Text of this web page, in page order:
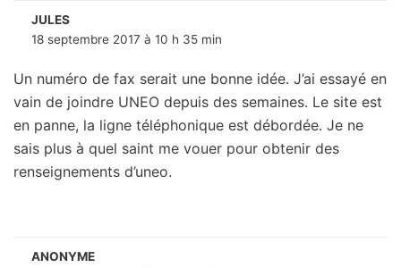
JULES
18 septembre 2017 à 10 h 35 min
Un numéro de fax serait une bonne idée. J’ai essayé en
vain de joindre UNEO depuis des semaines. Le site est
en panne, la ligne téléphonique est débordée. Je ne
sais plus à quel saint me vouer pour obtenir des
renseignements d’uneo.
ANONYME